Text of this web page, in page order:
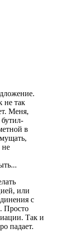
не так
Меня,
в
не
или
с
Просто
Так и
падает.